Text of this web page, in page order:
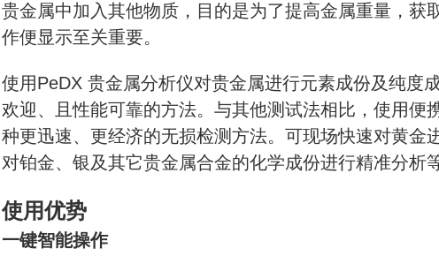
贵金属中加入其他物质，目的是为了提高金属重量，获
作便显示至关重要。
使用PeDX 贵金属分析仪对贵金属进行元素成份及纯度
欢迎、且性能可靠的方法。与其他测试法相比，使用便
种更迅速、更经济的无损检测方法。可现场快速对黄金
对铂金、银及其它贵金属合金的化学成份进行精准分析等
使用优势
一键智能操作